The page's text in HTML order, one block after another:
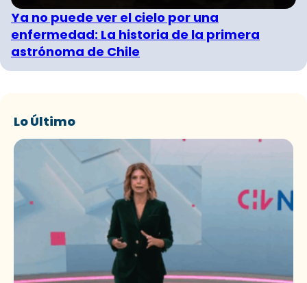
Ya no puede ver el cielo por una
enfermedad: La historia de la primera
astrónoma de Chile
Lo Último